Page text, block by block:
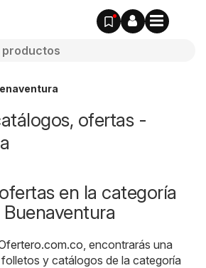
ofertas -
en la categoría
, encontrarás una
y catálogos de la categoría